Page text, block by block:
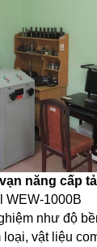
năng cấp
WEW-1000B
như độ
vật liệu